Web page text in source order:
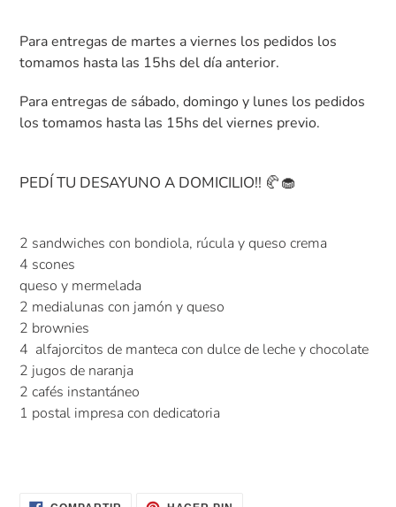
el
producto
tu
carrito
Para entregas de martes a viernes los pedidos los
tomamos hasta las 15hs del día anterior.
Para entregas de sábado, domingo y lunes los pedidos
los tomamos hasta las 15hs del viernes previo.
PEDÍ TU DESAYUNO A DOMICILIO!! 🥐🧁
2 sandwiches con bondiola, rúcula y queso crema
4 scones
queso y mermelada
2 medialunas con jamón y queso
2 brownies
4 alfajorcitos de manteca con dulce de leche y chocolate
2 jugos de naranja
2 cafés instantáneo
1 postal impresa con dedicatoria